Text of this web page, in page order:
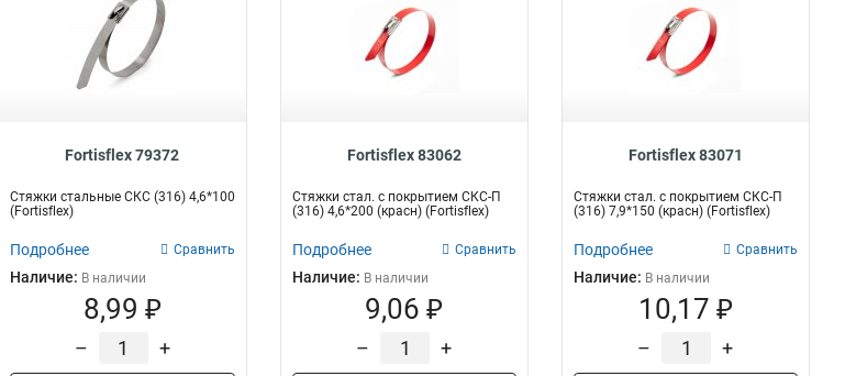
Fortisflex 79372
Стяжки стальные СКС (316) 4,6*100
(Fortisflex)
Подробнее Сравнить
Наличие: В наличии
8,99 ₽
– +
Fortisflex 83062
Стяжки стал. с покрытием СКС-П
(316) 4,6*200 (красн) (Fortisflex)
Подробнее Сравнить
Наличие: В наличии
9,06 ₽
– +
Fortisflex 83071
Стяжки стал. с покрытием СКС-П
(316) 7,9*150 (красн) (Fortisflex)
Подробнее Сравнить
Наличие: В наличии
10,17 ₽
– +